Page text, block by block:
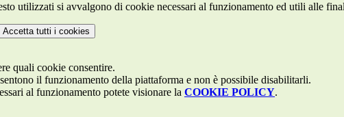
utilizzati si avvalgono di cookie necessari al funzionamento ed utili alle
Accetta tutti i cookies
quali cookie consentire.
il funzionamento della piattaforma e non è possibile disabilitarli.
al funzionamento potete visionare la COOKIE POLICY.